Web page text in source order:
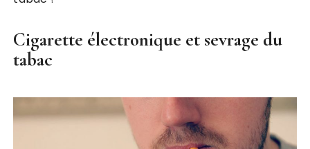
Cigarette électronique et sevrage du
tabac